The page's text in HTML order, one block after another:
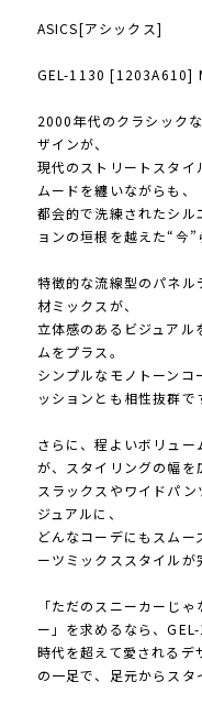
ASICS[アシックス]
GEL-1130 [1203A610]
2000年代のクラシック
ザインが、
現代のストリートスタ
ムードを纏いながらも、
都会的で洗練されたシ
ョンの垣根を越えた“今”
特徴的な流線型のパネ
材ミックスが、
立体感のあるビジュア
ムをプラス。
シンプルなモノトーンコ
ッションとも相性抜群で
さらに、程よいボリュ
が、スタイリングの幅を
スラックスやワイドパ
ジュアルに、
どんなコーデにもスム
ーツミックススタイルが
「ただのスニーカーじ
ー」を求めるなら、
時代を超えて愛されるデ
の一足で、足元からスタ